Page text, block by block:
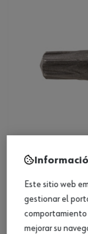
Punta RW C
Este sitio web
gestionar el
comportamiento
mejorar su